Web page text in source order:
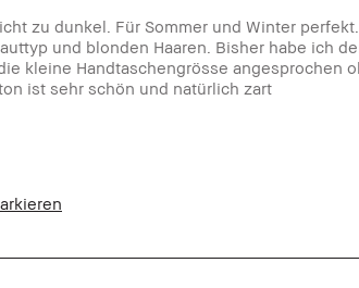
zu dunkel. Für Sommer und Winter
und blonden Haaren. Bisher habe ich
kleine Handtaschengrösse angesprochen
ist sehr schön und natürlich zart